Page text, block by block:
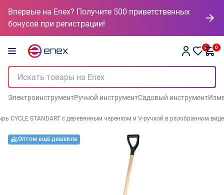
Впервые на Enex? Получите 500 приветственных
бонусов при регистрации!
0 0
ЭлектроинструментРучной инструментСадовый инструмент
СYCLE STANDART с деревянным черенком и V-ручкой в разобранном виде
Оптом ещё дешевле